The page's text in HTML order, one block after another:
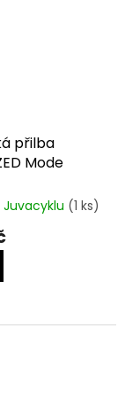
přilba
Mode
(1 ks)